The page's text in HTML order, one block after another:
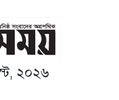
২০২৬